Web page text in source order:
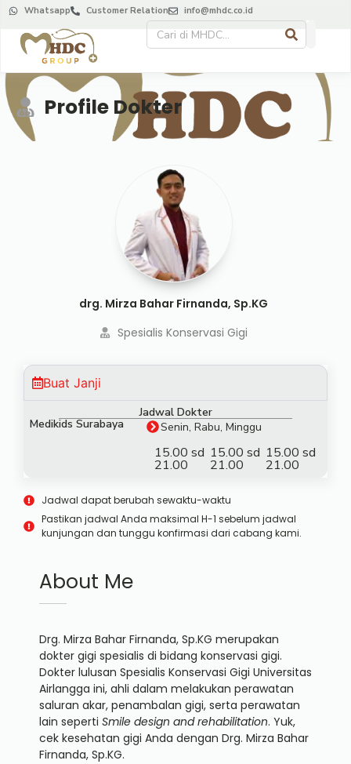
Whatsapp Customer Relation info@mhdc.co.id
Profile Dokter
drg. Mirza Bahar Firnanda, Sp.KG
Spesialis Konservasi Gigi
Buat Janji
Jadwal Dokter
Medikids Surabaya Senin, Rabu, Minggu
15.00 sd
21.00
15.00 sd
21.00
15.00 sd
21.00
Jadwal dapat berubah sewaktu-waktu
Pastikan jadwal Anda maksimal H-1 sebelum jadwal
kunjungan dan tunggu konfirmasi dari cabang kami.
About Me
Drg. Mirza Bahar Firnanda, Sp.KG merupakan
dokter gigi spesialis di bidang konservasi gigi.
Dokter lulusan Spesialis Konservasi Gigi Universitas
Airlangga ini, ahli dalam melakukan perawatan
saluran akar, penambalan gigi, serta perawatan
lain seperti Smile design and rehabilitation. Yuk,
cek kesehatan gigi Anda dengan Drg. Mirza Bahar
Firnanda, Sp.KG.